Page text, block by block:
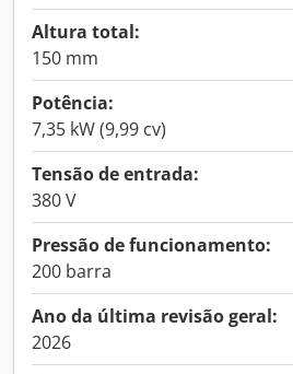
Altura total:
150 mm
Potência:
7,35 kW (9,99 cv)
Tensão de entrada:
380 V
Pressão de funcionamento:
200 barra
Ano da última revisão geral:
2026